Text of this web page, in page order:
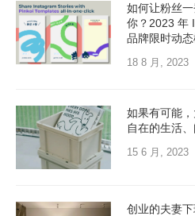
如何让粉丝
你？2023 年
品牌限时动
18 8 月, 2023
如果有可能
自在的生活、
15 6 月, 2023
创业的夫妻